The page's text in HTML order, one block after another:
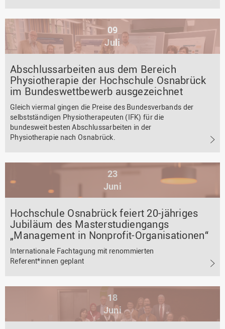
09
Juli
Abschlussarbeiten aus dem Bereich
Physiotherapie der Hochschule Osnabrück
im Bundeswettbewerb ausgezeichnet
Gleich viermal gingen die Preise des Bundesverbands der
selbstständigen Physiotherapeuten (IFK) für die
bundesweit besten Abschlussarbeiten in der
Physiotherapie nach Osnabrück.
23
Juni
Hochschule Osnabrück feiert 20-jähriges
Jubiläum des Masterstudiengangs
„Management in Nonprofit-Organisationen“
Internationale Fachtagung mit renommierten
Referent*innen geplant
18
Juni